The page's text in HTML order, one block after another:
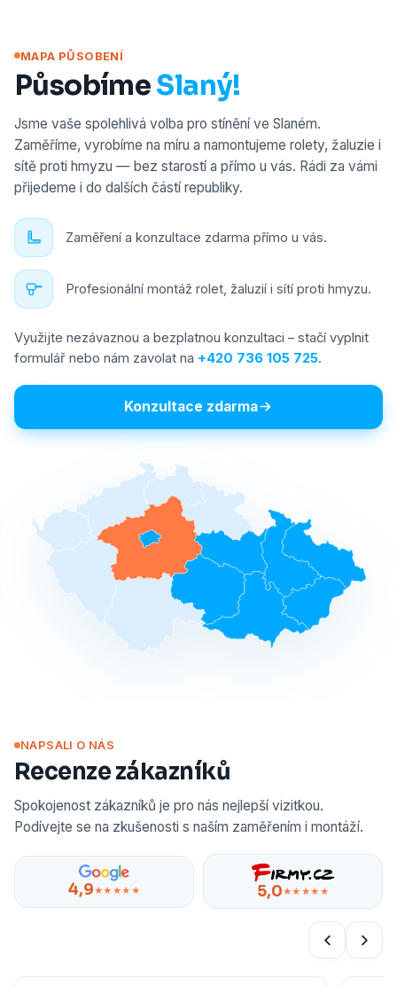
MAPA PŮSOBENÍ
PůsobímeSlaný!
Jsme vaše spolehlivá volba pro stínění ve Slaném.
Zaměříme, vyrobíme na míru a namontujeme rolety, žaluzie i
sítě proti hmyzu — bez starostí a přímo u vás. Rádi za vámi
přijedeme i do dalších částí republiky.
Zaměření a konzultace zdarma přímo u vás.
Profesionální montáž rolet, žaluzií i sítí proti hmyzu.
Využijte nezávaznou a bezplatnou konzultaci – stačí vyplnit
formulář nebo nám zavolat na +420 736 105 725.
Konzultace zdarma
NAPSALI O NÁS
Recenze zákazníků
Spokojenost zákazníků je pro nás nejlepší vizitkou.
Podívejte se na zkušenosti s naším zaměřením i montáží.
4,9★★★★★ 5,0★★★★★